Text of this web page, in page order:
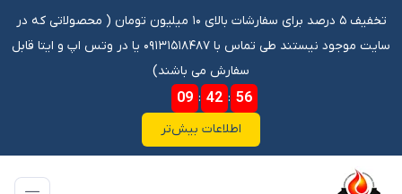
تخفیف ۵ درصد برای سفارشات بالای ۱۰ میلیون تومان ‌‌(‌‌ محصولاتی که در
سایت موجود نیستند طی تماس با ۰۹۱۳۱۵۱۸۴۸۷ یا در وتس اپ و ایتا قابل
سفارش می باشند)
09 : 42 : 56
اطلاعات بیش‌تر